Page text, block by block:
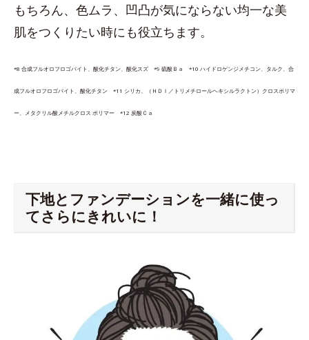
もちろん、色ムラ、凹凸が気にならない均一な美
肌をつくりたい時にも役立ちます。
*8 合成フルオロフロゴパイト、酸化チタン、酸化スズ *9 硫酸Ｂａ *10 ハイドロゲンジメチコン、タルク、合
成フルオロフロゴパイト、酸化チタン *11 シリカ、（ＨＤＩ／トリメチロールヘキシルラクトン）クロスポリマ
ー、メタクリル酸メチルクロス ポリマー *12 炭酸Ｃａ
下地とファンデーションを一緒に使っ
てさらにきれいに！